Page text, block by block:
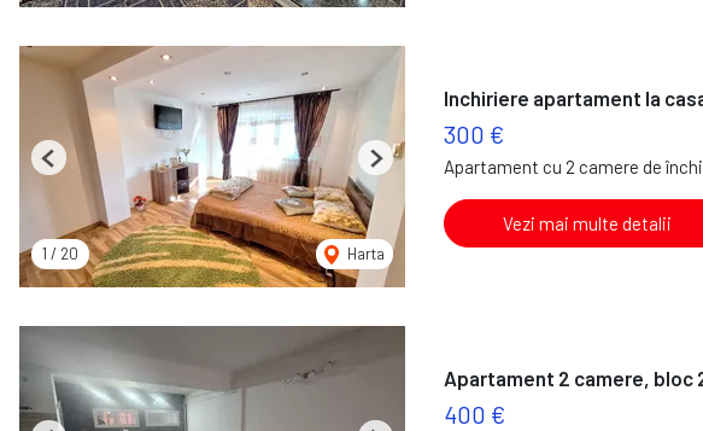
1 / 20 Harta
Previous Next
Inchiriere apartament la
300 €
Apartament cu 2 camere de
Vezi mai multe detalii
Apartament 2 camere, bloc
400 €